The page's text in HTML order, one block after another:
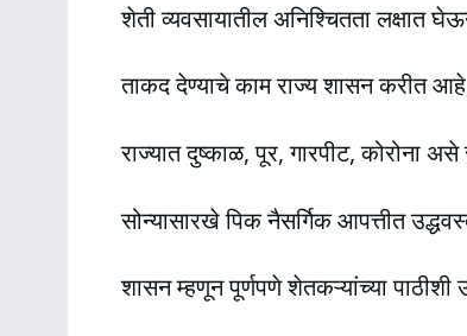
शेती व्यवसायातील अनिश्चितता लक्षात
ताकद देण्याचे काम राज्य शासन करीत
राज्यात दुष्काळ, पूर, गारपीट, कोरोना
सोन्यासारखे पिक नैसर्गिक आपत्तीत
शासन म्हणून पूर्णपणे शेतकऱ्यांच्या पाठीशी